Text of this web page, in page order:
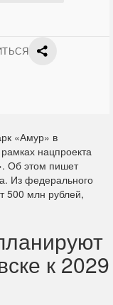
«Амур» в
нацпроекта
Об этом пишет
Из федерального
500 млн рублей,
к 2029